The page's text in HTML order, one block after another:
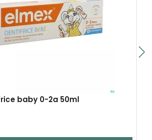
baby 0-2a 50ml